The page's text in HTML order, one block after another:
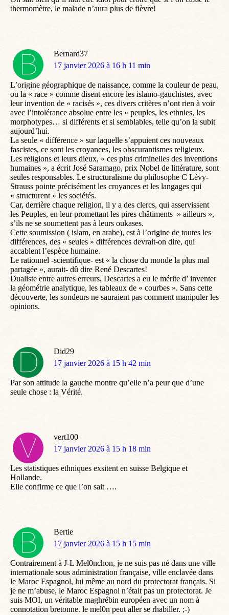
thermomètre, le malade n’aura plus de fièvre!
Bernard37
dit
17 janvier 2026 à 16 h 11 min
L’origine géographique de naissance, comme la couleur de peau,
ou la « race » comme disent encore les islamo-gauchistes, avec
leur invention de « racisés », ces divers critères n’ont rien à voir
avec l’intolérance absolue entre les « peuples, les ethnies, les
morphotypes… si différents et si semblables, telle qu’on la subit
aujourd’hui.
La seule « différence » sur laquelle s’appuient ces nouveaux
fascistes, ce sont les croyances, les obscurantismes religieux.
Les religions et leurs dieux, « ces plus criminelles des inventions
humaines », a écrit José Saramago, prix Nobel de littérature, sont
seules responsables. Le structuralisme du philosophe C Lévy-
Strauss pointe précisément les croyances et les langages qui
« structurent » les sociétés.
Car, derrière chaque religion, il y a des clercs, qui asservissent
les Peuples, en leur promettant les pires châtiments » ailleurs »,
s’ils ne se soumettent pas à leurs oukases.
Cette soumission ( islam, en arabe), est à l’origine de toutes les
différences, des « seules » différences devrait-on dire, qui
accablent l’espèce humaine.
Le rationnel -scientifique- est « la chose du monde la plus mal
partagée », aurait- dû dire René Descartes!
Dualiste entre autres erreurs, Descartes a eu le mérite d’ inventer
la géométrie analytique, les tableaux de « courbes ». Sans cette
découverte, les sondeurs ne sauraient pas comment manipuler les
opinions.
Did29
dit
17 janvier 2026 à 15 h 42 min
Par son attitude la gauche montre qu’elle n’a peur que d’une
seule chose : la Vérité.
vert100
dit
17 janvier 2026 à 15 h 18 min
Les statistiques ethniques exsitent en suisse Belgique et
Hollande.
Elle confirme ce que l’on sait ….
Bertie
dit
17 janvier 2026 à 15 h 15 min
Contrairement à J-L Mel0nchon, je ne suis pas né dans une ville
internationale sous administration française, ville enclavée dans
le Maroc Espagnol, lui même au nord du protectorat français. Si
je ne m’abuse, le Maroc Espagnol n’était pas un protectorat. Je
suis MOI, un véritable maghrébin européen avec un nom à
connotation bretonne. le mel0n peut aller se rhabiller. ;-)